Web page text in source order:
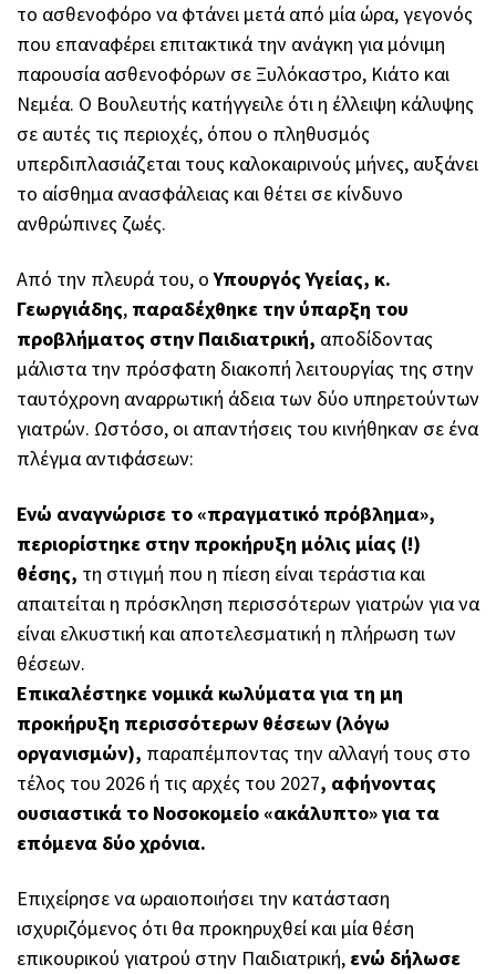
το ασθενοφόρο να φτάνει μετά από μία ώρα, γεγονός
που επαναφέρει επιτακτικά την ανάγκη για μόνιμη
παρουσία ασθενοφόρων σε Ξυλόκαστρο, Κιάτο και
Νεμέα. Ο Βουλευτής κατήγγειλε ότι η έλλειψη κάλυψης
σε αυτές τις περιοχές, όπου ο πληθυσμός
υπερδιπλασιάζεται τους καλοκαιρινούς μήνες, αυξάνει
το αίσθημα ανασφάλειας και θέτει σε κίνδυνο
ανθρώπινες ζωές.
Από την πλευρά του, οΥπουργός Υγείας, κ.
Γεωργιάδης, παραδέχθηκε την ύπαρξη του
προβλήματος στην Παιδιατρική, αποδίδοντας
μάλιστα την πρόσφατη διακοπή λειτουργίας της στην
ταυτόχρονη αναρρωτική άδεια των δύο υπηρετούντων
γιατρών. Ωστόσο, οι απαντήσεις του κινήθηκαν σε ένα
πλέγμα αντιφάσεων:
Ενώ αναγνώρισε το «πραγματικό πρόβλημα»,
περιορίστηκε στην προκήρυξη μόλις μίας (!)
θέσης, τη στιγμή που η πίεση είναι τεράστια και
απαιτείται η πρόσκληση περισσότερων γιατρών για να
είναι ελκυστική και αποτελεσματική η πλήρωση των
θέσεων.
Επικαλέστηκε νομικά κωλύματαγια τη μη
προκήρυξη περισσότερων θέσεων (λόγω
οργανισμών), παραπέμποντας την αλλαγή τους στο
τέλος του 2026 ή τις αρχές του 2027, αφήνοντας
ουσιαστικά το Νοσοκομείο «ακάλυπτο» για τα
επόμενα δύο χρόνια.
Επιχείρησε να ωραιοποιήσει την κατάσταση
ισχυριζόμενος ότι θα προκηρυχθεί και μία θέση
επικουρικού γιατρού στην Παιδιατρική, ενώ δήλωσε